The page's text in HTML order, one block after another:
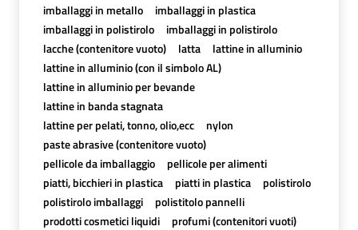
imballaggi in metallo
imballaggi in plastica
imballaggi in polistirolo
imballaggi in polistirolo
lacche (contenitore vuoto)
latta
lattine in alluminio
lattine in alluminio (con il simbolo AL)
lattine in alluminio per bevande
lattine in banda stagnata
lattine per pelati, tonno, olio,ecc
nylon
paste abrasive (contenitore vuoto)
pellicole da imballaggio
pellicole per alimenti
piatti, bicchieri in plastica
piatti in plastica
polistirolo
polistirolo imballaggi
polistitolo pannelli
prodotti cosmetici liquidi
profumi (contenitori vuoti)